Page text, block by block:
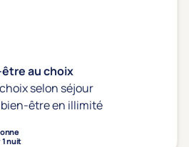
au choix
selon séjour
être en illimité
nuit